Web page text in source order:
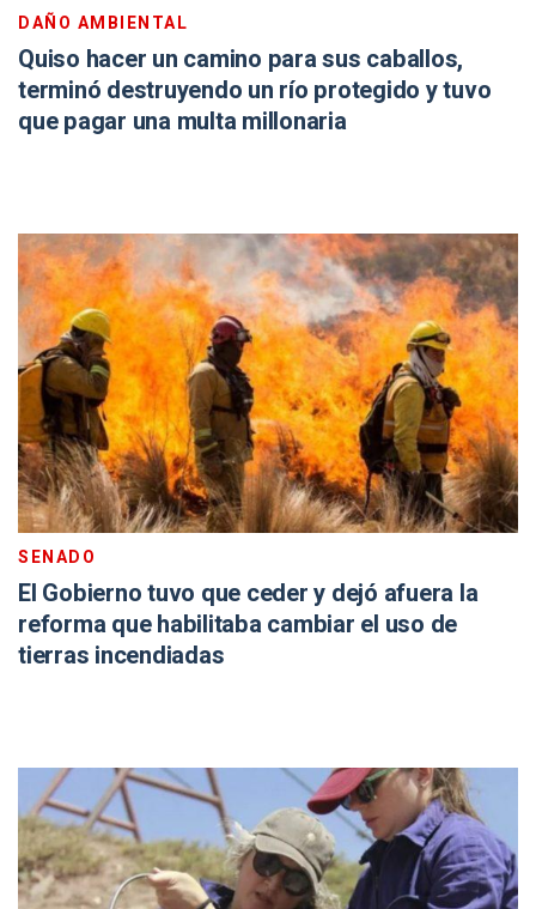
DAÑO AMBIENTAL
Quiso hacer un camino para sus caballos,
terminó destruyendo un río protegido y tuvo
que pagar una multa millonaria
SENADO
El Gobierno tuvo que ceder y dejó afuera la
reforma que habilitaba cambiar el uso de
tierras incendiadas